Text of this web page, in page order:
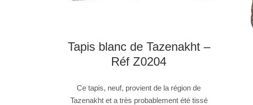
Tapis blanc de Tazenakht –
Réf Z0204
Ce tapis, neuf, provient de la région de
Tazenakht et a très probablement été tissé